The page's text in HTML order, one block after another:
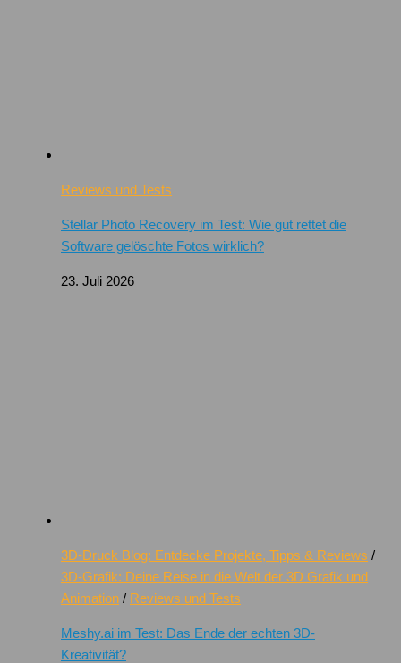
Reviews und Tests
Stellar Photo Recovery im Test: Wie gut rettet die
Software gelöschte Fotos wirklich?
23. Juli 2026
3D-Druck Blog: Entdecke Projekte, Tipps & Reviews /
3D-Grafik: Deine Reise in die Welt der 3D Grafik und
Animation / Reviews und Tests
Meshy.ai im Test: Das Ende der echten 3D-
Kreativität?